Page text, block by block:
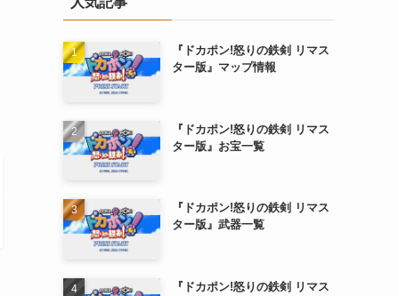
『ドカポン!怒りの鉄剣 リマス
ター版』マップ情報
『ドカポン!怒りの鉄剣 リマス
ター版』お宝一覧
『ドカポン!怒りの鉄剣 リマス
ター版』武器一覧
『ドカポン!怒りの鉄剣 リマス